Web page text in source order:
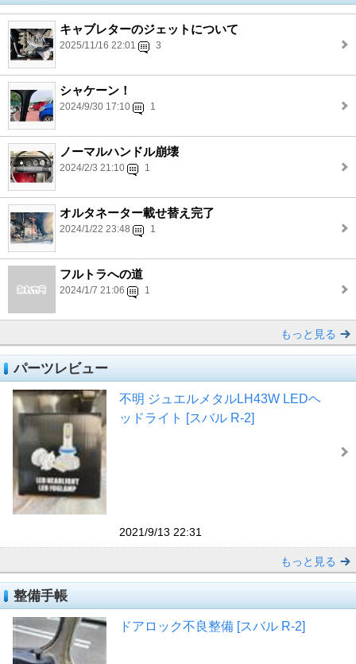
キャブレターのジェットについて
2025/11/16 22:01 3
シャケーン！
2024/9/30 17:10 1
ノーマルハンドル崩壊
2024/2/3 21:10 1
オルタネーター載せ替え完了
2024/1/22 23:48 1
フルトラへの道
2024/1/7 21:06 1
もっと見る
パーツレビュー
不明 ジュエルメタルLH43W LEDヘ
ッドライト [スバル R-2]
2021/9/13 22:31
もっと見る
整備手帳
ドアロック不良整備 [スバル R-2]